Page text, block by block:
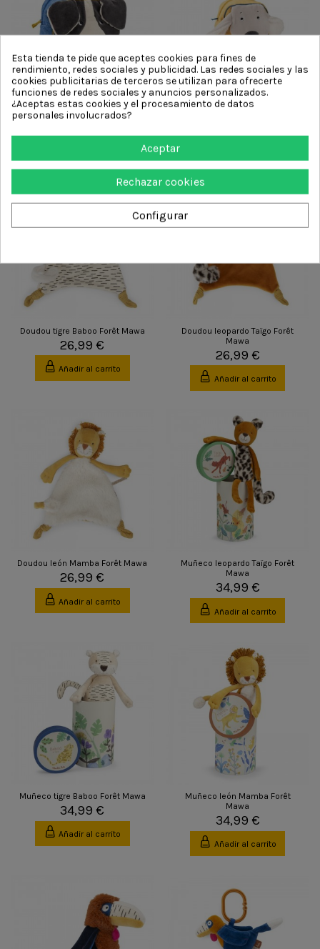
Mochila Puce azul P&P
39,99 €
Mochila Pilou amarilla P&P
Doudou tigre Baboo Forêt Mawa
26,99 €
Añadir al carrito
Doudou leopardo Taïgo Forêt
Mawa
26,99 €
Añadir al carrito
Doudou león Mamba Forêt Mawa
26,99 €
Añadir al carrito
Muñeco leopardo Taïgo Forêt
Mawa
34,99 €
Añadir al carrito
Muñeco tigre Baboo Forêt Mawa
34,99 €
Añadir al carrito
Muñeco león Mamba Forêt
Mawa
34,99 €
Añadir al carrito
Esta tienda te pide que aceptes cookies para fines de
rendimiento, redes sociales y publicidad. Las redes sociales y las
cookies publicitarias de terceros se utilizan para ofrecerte
funciones de redes sociales y anuncios personalizados.
¿Aceptas estas cookies y el procesamiento de datos
personales involucrados?
Aceptar
Rechazar cookies
Configurar